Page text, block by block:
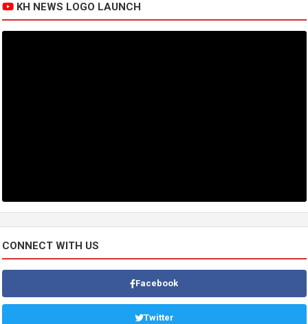
KH NEWS LOGO LAUNCH
CONNECT WITH US
Facebook
Twitter